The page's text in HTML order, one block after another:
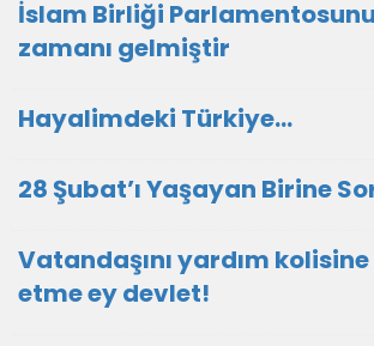
İslam Birliği
zamanı gelmiştir
Hayalimdeki Türkiye…
28 Şubat’ı Yaşayan Birine
Vatandaşını yardım
etme ey devlet!